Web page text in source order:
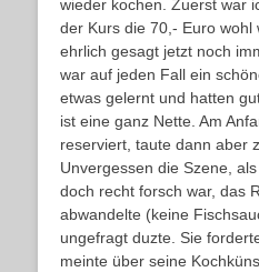
wieder kochen. Zuerst war
der Kurs die 70,- Euro wohl
ehrlich gesagt jetzt noch
war auf jeden Fall ein
etwas gelernt und hatten
ist eine ganz Nette. Am
reserviert, taute dann aber
Unvergessen die Szene,
doch recht forsch war, das
abwandelte (keine
ungefragt duzte. Sie
meinte über seine